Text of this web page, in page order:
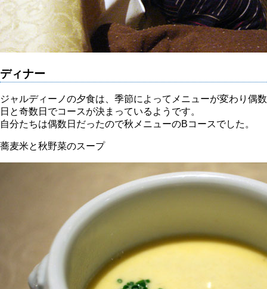
ディナー
ジャルディーノの夕食は、季節によってメニューが変わり偶数
日と奇数日でコースが決まっているようです。
自分たちは偶数日だったので秋メニューのBコースでした。
蕎麦米と秋野菜のスープ